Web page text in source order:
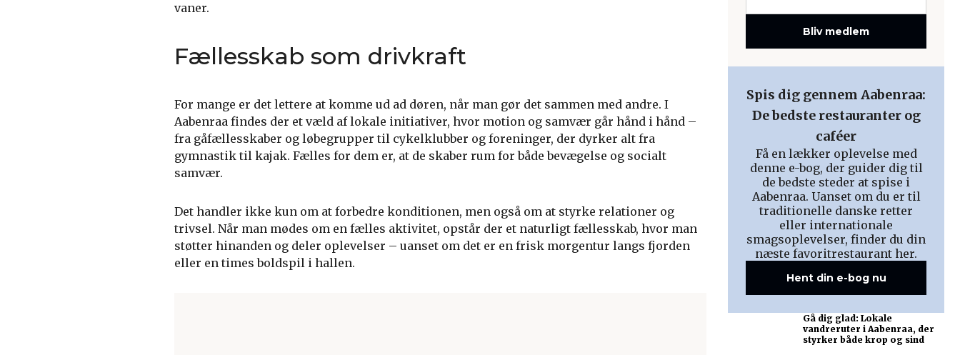
vaner.
Fællesskab som drivkraft
For mange er det lettere at komme ud ad døren, når man gør det sammen med andre. I
Aabenraa findes der et væld af lokale initiativer, hvor motion og samvær går hånd i hånd –
fra gåfællesskaber og løbegrupper til cykelklubber og foreninger, der dyrker alt fra
gymnastik til kajak. Fælles for dem er, at de skaber rum for både bevægelse og socialt
samvær.
Det handler ikke kun om at forbedre konditionen, men også om at styrke relationer og
trivsel. Når man mødes om en fælles aktivitet, opstår der et naturligt fællesskab, hvor man
støtter hinanden og deler oplevelser – uanset om det er en frisk morgentur langs fjorden
eller en times boldspil i hallen.
Bliv medlem
Spis dig gennem Aabenraa:
De bedste restauranter og
caféer
Få en lækker oplevelse med
denne e-bog, der guider dig til
de bedste steder at spise i
Aabenraa. Uanset om du er til
traditionelle danske retter
eller internationale
smagsoplevelser, finder du din
næste favoritrestaurant her.
Hent din e-bog nu
Gå dig glad: Lokale
vandreruter i Aabenraa, der
styrker både krop og sind